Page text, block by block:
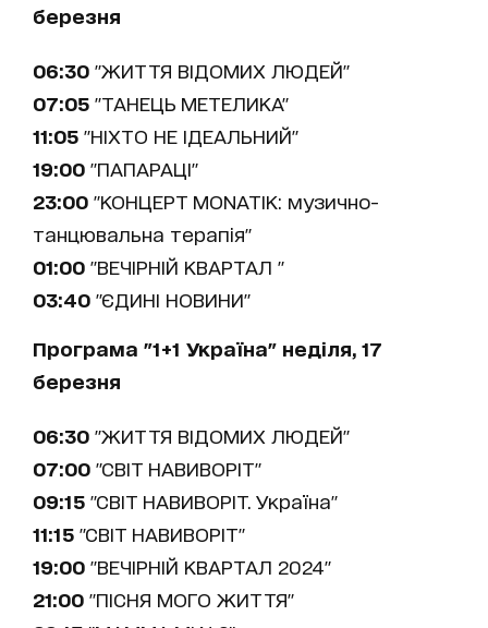
березня
06:30 "ЖИТТЯ ВІДОМИХ ЛЮДЕЙ"
07:05 "ТАНЕЦЬ МЕТЕЛИКА"
11:05 "НІХТО НЕ ІДЕАЛЬНИЙ"
19:00 "ПАПАРАЦІ"
23:00 "КОНЦЕРТ MONATIK: музично-
танцювальна терапія"
01:00 "ВЕЧІРНІЙ КВАРТАЛ "
03:40 "ЄДИНІ НОВИНИ"
Програма "1+1 Україна" неділя, 17
березня
06:30 "ЖИТТЯ ВІДОМИХ ЛЮДЕЙ"
07:00 "СВІТ НАВИВОРІТ"
09:15 "СВІТ НАВИВОРІТ. Україна"
11:15 "СВІТ НАВИВОРІТ"
19:00 "ВЕЧІРНІЙ КВАРТАЛ 2024"
21:00 "ПІСНЯ МОГО ЖИТТЯ"